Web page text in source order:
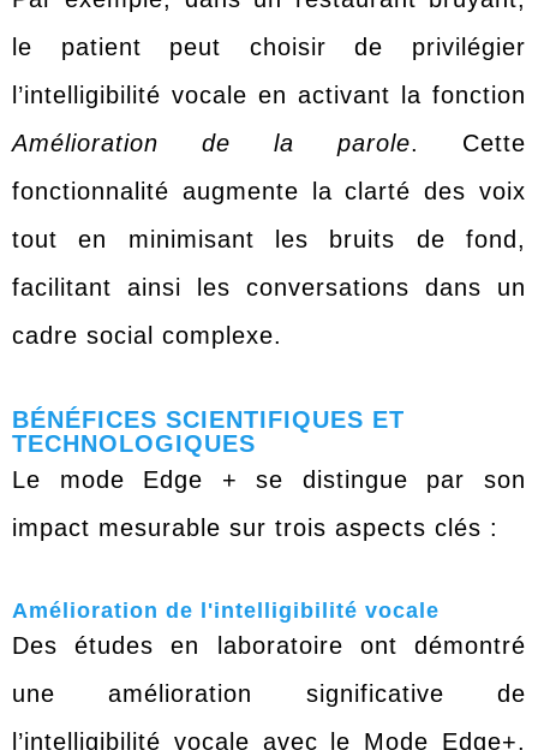
le patient peut choisir de privilégier
l’intelligibilité vocale en activant la fonction
Amélioration de la parole. Cette
fonctionnalité augmente la clarté des voix
tout en minimisant les bruits de fond,
facilitant ainsi les conversations dans un
cadre social complexe.
BÉNÉFICES SCIENTIFIQUES ET
TECHNOLOGIQUES
Le mode Edge + se distingue par son
impact mesurable sur trois aspects clés :
Amélioration de l'intelligibilité vocale
Des études en laboratoire ont démontré
une amélioration significative de
l’intelligibilité vocale avec le Mode Edge+.